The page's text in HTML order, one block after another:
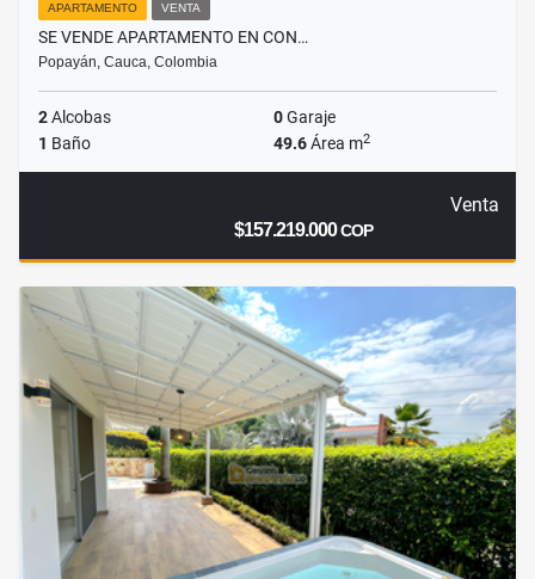
APARTAMENTO VENTA
SE VENDE APARTAMENTO EN CON…
Popayán, Cauca, Colombia
2Alcobas 0Garaje
1 Baño 49.6Área m2
Venta
$157.219.000COP